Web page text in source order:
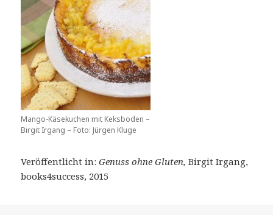
Mango-Käsekuchen mit Keksboden –
Birgit Irgang – Foto: Jürgen Kluge
Veröffentlicht in:Genuss ohne Gluten,Birgit Irgang,
books4success, 2015